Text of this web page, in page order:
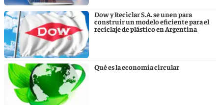
Dow y Reciclar S.A. se unen para
construir un modelo eficiente para el
reciclaje de plástico en Argentina
Qué es la economía circular